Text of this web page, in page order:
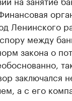
Ленинского
между
закона о
заключался
а с его